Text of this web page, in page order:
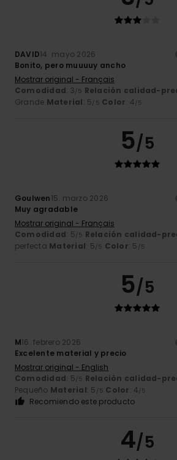
DAVID14. mayo 2026
Bonito, pero muuuuy ancho
Mostrar original - Français
Comodidad: 3/5 Relación calidad-
Grande Material: 5/5 Color: 4/5
5/5
Goulwen15. marzo 2026
Muy agradable
Mostrar original - Français
Comodidad: 5/5 Relación calidad-
perfecta Material: 5/5 Color: 5 /5
5/5
M16. febrero 2026
Excelente material y precio
Mostrar original - English
Comodidad: 5/5 Relación calidad-
Pequeño Material: 5 /5 Color: 4/5
Recomiendo este producto
4/5